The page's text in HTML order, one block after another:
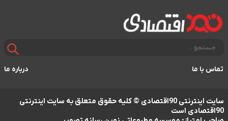
تماس با ما درباره ما
سایت اینترنتی 90اقتصادی © کلیه حقوق متعلق به سایت اینترنتی
90اقتصادی است